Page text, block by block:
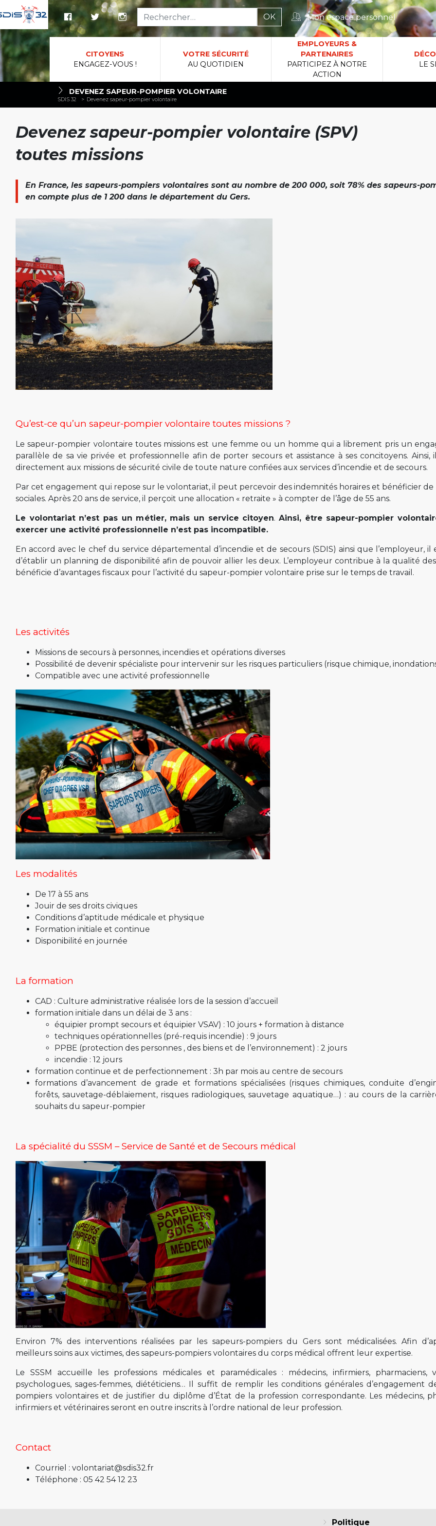
Mon espace personnel
CITOYENS
ENGAGEZ-VOUS !
VOTRE SÉCURITÉ
AU QUOTIDIEN
EMPLOYEURS &
PARTENAIRES
PARTICIPEZ À NOTRE
ACTION
LE
DEVENEZ SAPEUR-POMPIER VOLONTAIRE
SDIS 32 > Devenez sapeur-pompier volontaire
Devenez sapeur-pompier volontaire (SPV)
toutes missions
En France, les sapeurs-pompiers volontaires sont au nombre de 200 000, soit 78% des sapeurs-
en compte plus de 1 200 dans le département du Gers.
Qu’est-ce qu’un sapeur-pompier volontaire toutes missions ?
Le sapeur-pompier volontaire toutes missions est une femme ou un homme qui a librement pris un
parallèle de sa vie privée et professionnelle afin de porter secours et assistance à ses concitoyens. Ainsi,
directement aux missions de sécurité civile de toute nature confiées aux services d’incendie et de secours.
Par cet engagement qui repose sur le volontariat, il peut percevoir des indemnités horaires et bénéficier de
sociales. Après 20 ans de service, il perçoit une allocation « retraite » à compter de l’âge de 55 ans.
Le volontariat n’est pas un métier, mais un service citoyen.Ainsi, être sapeur-pompier
exercer une activité professionnelle n’est pas incompatible.
En accord avec le chef du service départemental d’incendie et de secours (SDIS) ainsi que l’employeur, il
d’établir un planning de disponibilité afin de pouvoir allier les deux. L’employeur contribue à la qualité
bénéficie d’avantages fiscaux pour l’activité du sapeur-pompier volontaire prise sur le temps de travail.
Les activités
Missions de secours à personnes, incendies et opérations diverses
Possibilité de devenir spécialiste pour intervenir sur les risques particuliers (risque chimique,
Compatible avec une activité professionnelle
Les modalités
De 17 à 55 ans
Jouir de ses droits civiques
Conditions d’aptitude médicale et physique
Formation initiale et continue
Disponibilité en journée
La formation
CAD : Culture administrative réalisée lors de la session d’accueil
formation initiale dans un délai de 3 ans :
équipier prompt secours et équipier VSAV) : 10 jours + formation à distance
techniques opérationnelles (pré-requis incendie) : 9 jours
PPBE (protection des personnes , des biens et de l’environnement) : 2 jours
incendie : 12 jours
formation continue et de perfectionnement : 3h par mois au centre de secours
formations d’avancement de grade et formations spécialisées (risques chimiques, conduite
forêts, sauvetage-déblaiement, risques radiologiques, sauvetage aquatique…) : au cours de la
souhaits du sapeur-pompier
La spécialité du SSSM – Service de Santé et de Secours médical
Environ 7% des interventions réalisées par les sapeurs-pompiers du Gers sont médicalisées. Afin
meilleurs soins aux victimes, des sapeurs-pompiers volontaires du corps médical offrent leur expertise.
Le SSSM accueille les professions médicales et paramédicales : médecins, infirmiers, pharmaciens,
psychologues, sages-femmes, diététiciens… Il suffit de remplir les conditions générales d’engagement
pompiers volontaires et de justifier du diplôme d’État de la profession correspondante. Les médecins,
infirmiers et vétérinaires seront en outre inscrits à l’ordre national de leur profession.
Contact
Courriel : volontariat@sdis32.fr
Téléphone : 05 42 54 12 23
Politique